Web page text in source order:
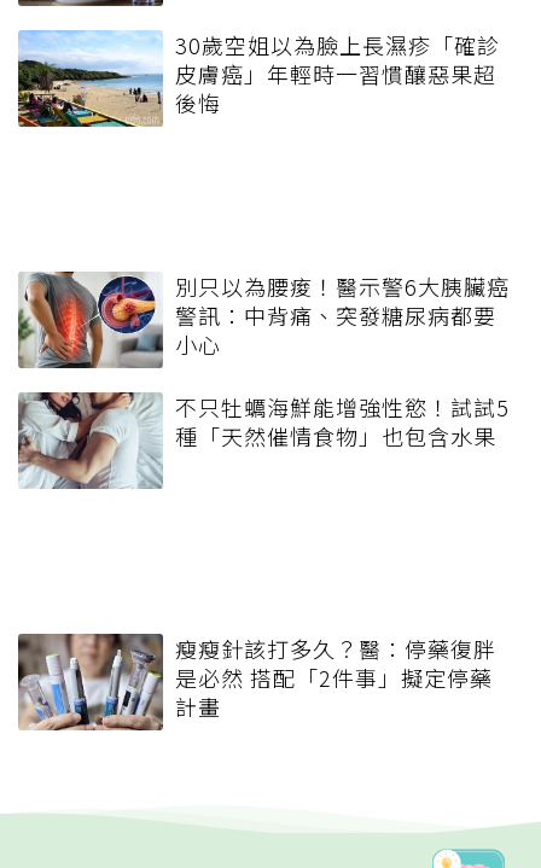
30歲空姐以為臉上長濕疹「確診
皮膚癌」年輕時一習慣釀惡果超
後悔
別只以為腰痠！醫示警6大胰臟癌
警訊：中背痛、突發糖尿病都要
小心
不只牡蠣海鮮能增強性慾！試試5
種「天然催情食物」也包含水果
瘦瘦針該打多久？醫：停藥復胖
是必然 搭配「2件事」擬定停藥
計畫